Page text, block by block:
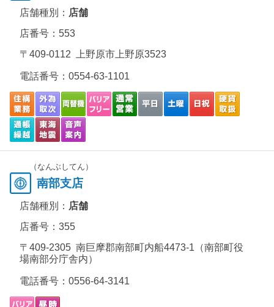
店舗種別： 店舗
店番号：553
〒409-0112 上野原市上野原3523
電話番号： 0554-63-1101
（なんぶしてん）
南部支店
店舗種別： 店舗
店番号：355
〒409-2305 南巨摩郡南部町内船4473-1（南部町役
場南部分庁舎内）
電話番号： 0556-64-3141